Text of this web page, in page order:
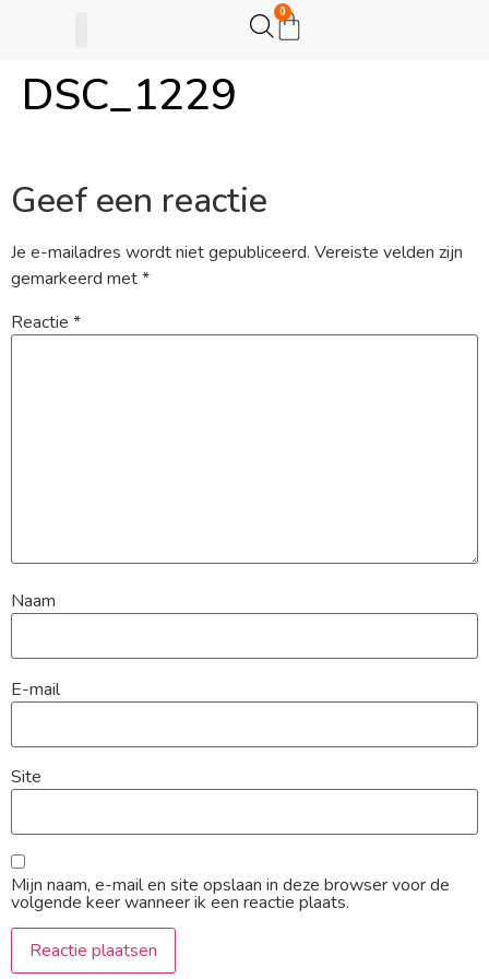
0
DSC_1229
Geef een reactie
Je e-mailadres wordt niet gepubliceerd. Vereiste velden zijn
gemarkeerd met*
Reactie *
Naam
E-mail
Site
Mijn naam, e-mail en site opslaan in deze browser voor de
volgende keer wanneer ik een reactie plaats.